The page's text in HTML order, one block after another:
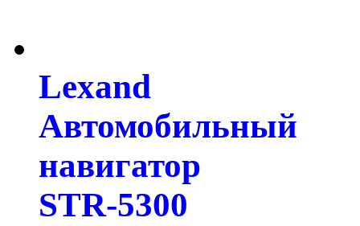
Lexand
Автомобильный
навигатор
STR-5300